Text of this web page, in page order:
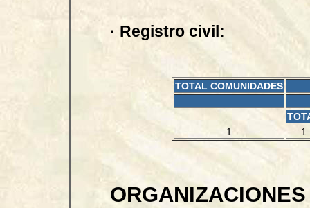
· Registro civil:
TOTAL COMUNIDADES
1
1